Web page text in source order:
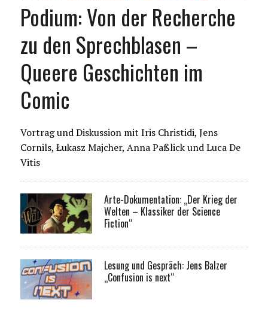
Podium: Von der Recherche
zu den Sprechblasen –
Queere Geschichten im
Comic
Vortrag und Diskussion mit Iris Christidi, Jens
Cornils, Łukasz Majcher, Anna Paßlick und Luca De
Vitis
Arte-Dokumentation: „Der Krieg der
Welten – Klassiker der Science
Fiction“
Lesung und Gespräch: Jens Balzer
„Confusion is next“